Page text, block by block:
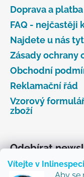
Vítejte v
Doprava a platba
FAQ - nejčastěji
Najdete u nás
Zásady ochrany
Obchodní
Reklamační řád
Vzorový
zboží
Odebírat
Vložte svůj e-mail